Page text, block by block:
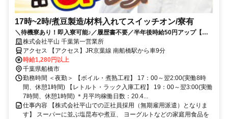
17時~2時/煮豆製造/材料入れてスイッチオン/寮有
＼待機寮あり！即入寮可能♪／履歴書不要／半年後時給50円アップ【月
収22万円～25万円】／個室寮・社員食堂あり／金土休み・年休120日・
残業ほぼゼロ／20代・30代・40代の男女活躍中！
株式会社平山 千葉第一営業所
アクセス 【アクセス】JR京葉線 南船橋駅から車9分
時給1,280円以上
千葉県船橋市
勤務時間 ＜夜勤＞ 【ボイル・煮熟工程】 17：00～翌2:00(実働8時
間、休憩1時間) 【レトルト・ラック入庫工程】 19：00～翌3:00(実働
7時間、休憩1時間) ＊月平均稼働日数：20.4...
仕事内容 【株式会社平山での正社員採用（無期雇用派遣）となりま
す】 スーパーに並ぶ塩昆布や煮豆、 ヨーグルトなどの家庭用食品を